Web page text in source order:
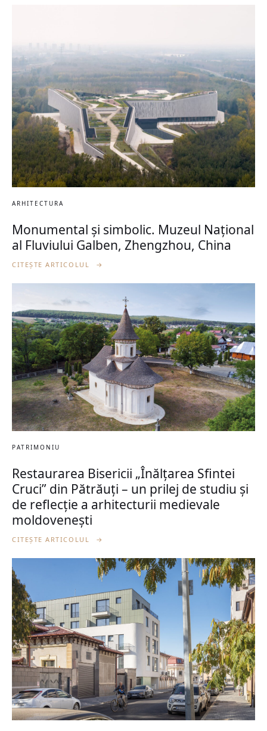
ARHITECTURA
Monumental și simbolic. Muzeul Național
al Fluviului Galben, Zhengzhou, China
CITEȘTE ARTICOLUL →
PATRIMONIU
Restaurarea Bisericii „Înălțarea Sfintei
Cruci” din Pătrăuți – un prilej de studiu și
de reflecție a arhitecturii medievale
moldovenești
CITEȘTE ARTICOLUL →